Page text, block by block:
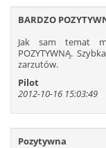
BARDZO
Jak sam temat
POZYTYWNĄ.
zarzutów.
Pilot
2012-10-16 15:03:49
Pozytywna